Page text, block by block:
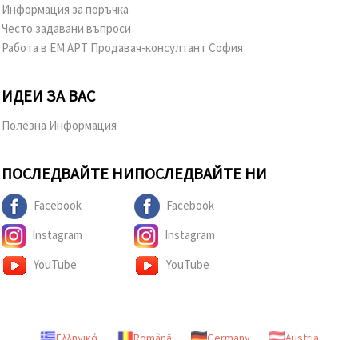
Информация за поръчка
Често задавани въпроси
Работа в ЕМ АРТ Продавач-консултант София
ИДЕИ ЗА ВАС
Полезна Информация
ПОСЛЕДВАЙТЕ НИ
Facebook
Instagram
YouTube
ПОСЛЕДВАЙТЕ НИ
Facebook
Instagram
YouTube